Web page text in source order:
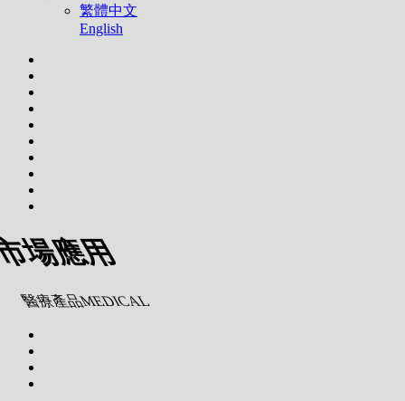
繁體中文
English
場應用
醫療產品MEDICAL